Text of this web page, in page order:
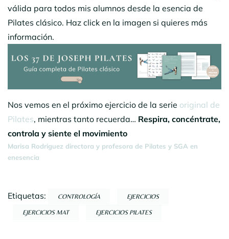
válida para todos mis alumnos desde la esencia de
Pilates clásico. Haz click en la imagen si quieres más
información.
Nos vemos en el próximo ejercicio de la serie original de
Pilates, mientras tanto recuerda… Respira, concéntrate,
controla y siente el movimiento
Marisa Rodriguez directora y profesora de Pilates y SGA en
enesencia
Etiquetas: CONTROLOGÍA EJERCICIOS
EJERCICIOS MAT EJERCICIOS PILATES